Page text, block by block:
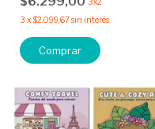
3x2
3 x$2.099,67sin interés
Comprar